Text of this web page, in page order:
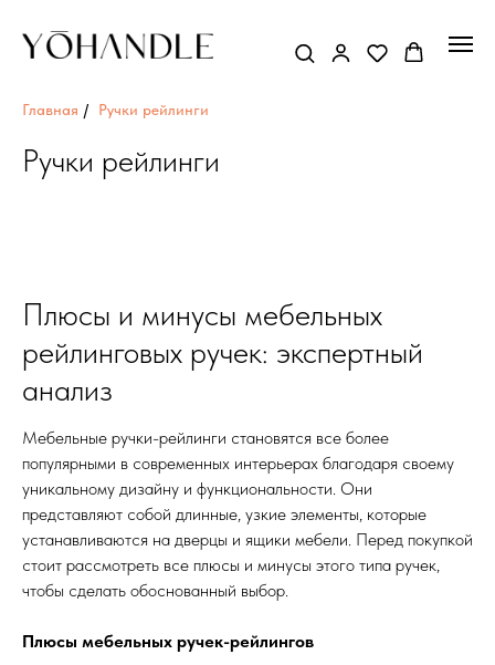
Главная / Ручки рейлинги
Ручки рейлинги
Плюсы и минусы мебельных
рейлинговых ручек: экспертный
анализ
Мебельные ручки-рейлинги становятся все более
популярными в современных интерьерах благодаря своему
уникальному дизайну и функциональности. Они
представляют собой длинные, узкие элементы, которые
устанавливаются на дверцы и ящики мебели. Перед покупкой
стоит рассмотреть все плюсы и минусы этого типа ручек,
чтобы сделать обоснованный выбор.
Плюсы мебельных ручек-рейлингов